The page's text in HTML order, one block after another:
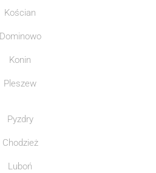
Kościan
Dominowo
Konin
Pleszew
Pyzdry
Chodzież
Luboń